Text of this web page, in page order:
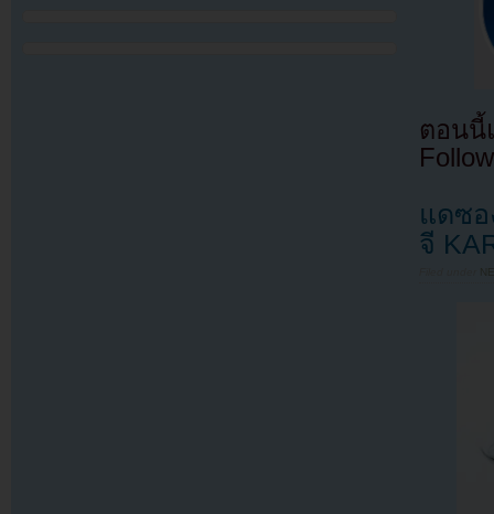
ตอนนี้
แดซอ
จี